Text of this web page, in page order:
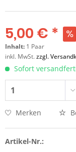
5,00 € *
Inhalt: 1 Paar
inkl. MwSt.zzgl.
Sofort
Merken
Artikel-Nr.: